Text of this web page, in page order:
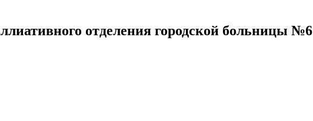
отделения городской больницы №6